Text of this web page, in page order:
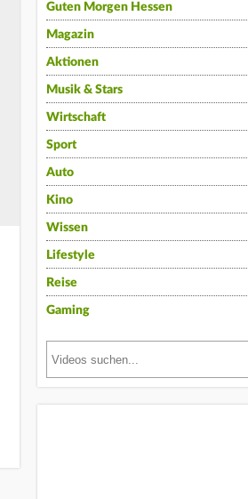
Guten Morgen Hessen
Magazin
Aktionen
Musik & Stars
Wirtschaft
Sport
Auto
Kino
Wissen
Lifestyle
Reise
Gaming